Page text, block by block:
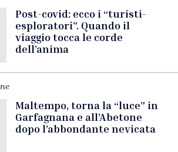
Post-covid: ecco i “turisti-
esploratori”. Quando il
viaggio tocca le corde
dell’anima
Maltempo, torna la “luce” in
Garfagnana e all’Abetone
dopo l’abbondante nevicata